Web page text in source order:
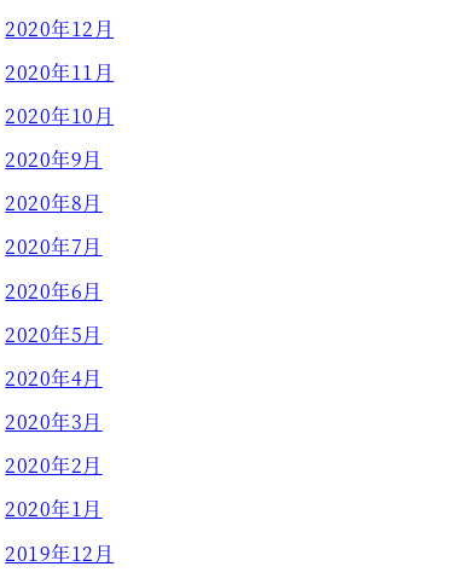
2020年12月
2020年11月
2020年10月
2020年9月
2020年8月
2020年7月
2020年6月
2020年5月
2020年4月
2020年3月
2020年2月
2020年1月
2019年12月